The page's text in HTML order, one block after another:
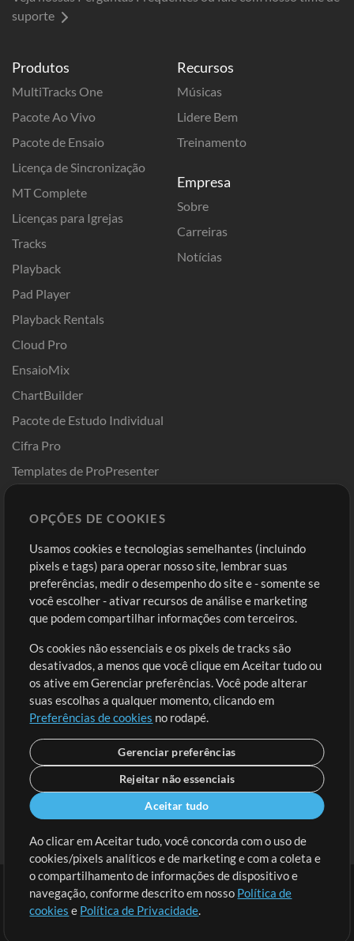
Produtos
MultiTracks One
Pacote Ao Vivo
Pacote de Ensaio
Licença de Sincronização
MT Complete
Licenças para Igrejas
Tracks
Playback
Pad Player
Playback Rentals
Cloud Pro
EnsaioMix
ChartBuilder
Pacote de Estudo Individual
Cifra Pro
Templates de ProPresenter
Recursos
Músicas
Lidere Bem
Treinamento
Empresa
Sobre
Carreiras
Notícias
Comprar Créditos
Conteúdo Grátis
Solicite uma Música
Extras
Sessões
Envie seu conteúdo
Playlist
MT Conference
Entre
Cadastre-se
Ir ao carrinho
suporte
Termos | Política de Privacidade
OPÇÕES DE COOKIES
Usamos cookies e tecnologias semelhantes (incluindo
pixels e tags) para operar nosso site, lembrar suas
preferências, medir o desempenho do site e - somente se
você escolher - ativar recursos de análise e marketing
que podem compartilhar informações com terceiros.
Os cookies não essenciais e os pixels de tracks são
desativados, a menos que você clique em Aceitar tudo ou
os ative em Gerenciar preferências. Você pode alterar
suas escolhas a qualquer momento, clicando em
Preferências de cookies no rodapé.
Gerenciar preferências
Rejeitar não essenciais
Aceitar tudo
Ao clicar em Aceitar tudo, você concorda com o uso de
cookies/pixels analíticos e de marketing e com a coleta e
o compartilhamento de informações de dispositivo e
navegação, conforme descrito em nosso Política de
cookies e Política de Privacidade.